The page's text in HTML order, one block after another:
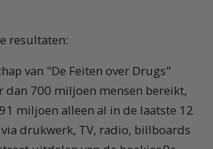
resultaten:
van "De Feiten over Drugs"
dan 700 miljoen mensen bereikt,
miljoen alleen al in de laatste 12
drukwerk, TV, radio, billboards